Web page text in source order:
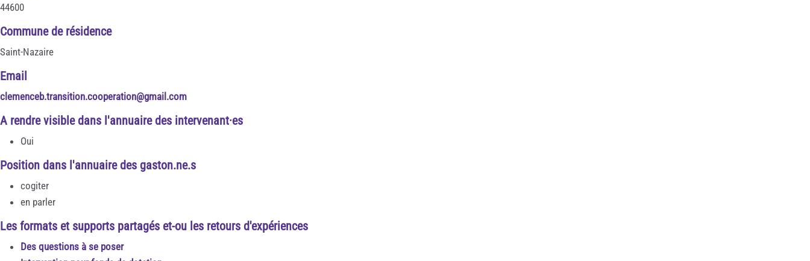
44600
Commune de résidence
Saint-Nazaire
Email
clemenceb.transition.cooperation@gmail.com
A rendre visible dans l'annuaire des intervenant·es
Oui
Position dans l'annuaire des gaston.ne.s
cogiter
en parler
Les formats et supports partagés et-ou les retours d'expériences
Des questions à se poser